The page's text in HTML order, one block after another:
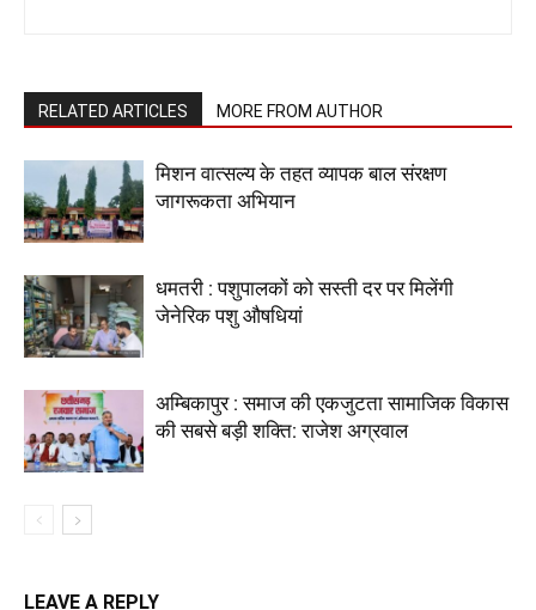
RELATED ARTICLES MORE FROM AUTHOR
मिशन वात्सल्य के तहत व्यापक बाल संरक्षण
जागरूकता अभियान
धमतरी : पशुपालकों को सस्ती दर पर मिलेंगी
जेनेरिक पशु औषधियां
अम्बिकापुर : समाज की एकजुटता सामाजिक विकास
की सबसे बड़ी शक्ति: राजेश अग्रवाल
LEAVE A REPLY